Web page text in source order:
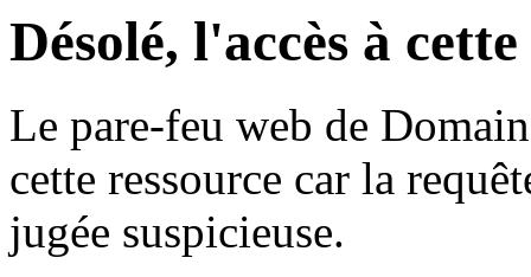
Désolé, l'accès à
Le pare-feu web de
cette ressource car la
jugée suspicieuse.